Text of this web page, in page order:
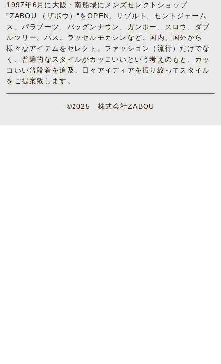
1997年6月に大阪・南船場にメンズセレクトショップ
”ZABOU （ザボウ）“をOPEN。リゾルト、セントジェーム
ス、パラブーツ、バッグンナウン、ガンホー、スロウ、ダブ
ルツリー、バス、ラッセルモカシンなど、国内、国外から
様々なアイテムをセレクト。ファッション（流行）だけでな
く、普遍的なスタイルがカッコいいという考えのもと、カッ
コいい普段着を追及。日々アイディアを振り絞ってスタイル
をご提案致します。
©2025 株式会社ZABOU